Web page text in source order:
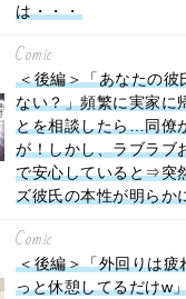
は・・・
Comic
＜後編＞「あなたの彼
ない？」頻繁に実家に
とを相談したら…同僚
が！しかし、ラブラブ
で安心していると⇒突
ズ彼氏の本性が明らか
Comic
＜後編＞「外回りは疲
っと休憩してるだけw